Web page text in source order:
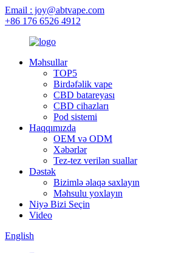
Email : joy@abtvape.com
+86 176 6526 4912
Məhsullar
TOP5
Birdəfəlik vape
CBD batareyası
CBD cihazları
Pod sistemi
Haqqımızda
OEM və ODM
Xəbərlər
Tez-tez verilən suallar
Dəstək
Bizimlə əlaqə saxlayın
Məhsulu yoxlayın
Niyə Bizi Seçin
Video
English